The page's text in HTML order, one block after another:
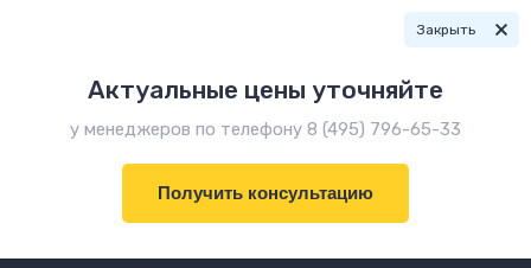
Актуальные цены уточняйте
у менеджеров по телефону 8 (495) 796-65-33
Получить консультацию
Закрыть